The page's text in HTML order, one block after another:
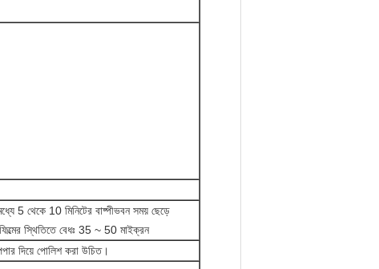
5 থেকে 10 মিনিটের বাষ্পীভবন সময় ছেড়ে
স্থিতিতে বেধঃ 35 ~ 50 মাইক্রন
দিয়ে পোলিশ করা উচিত।